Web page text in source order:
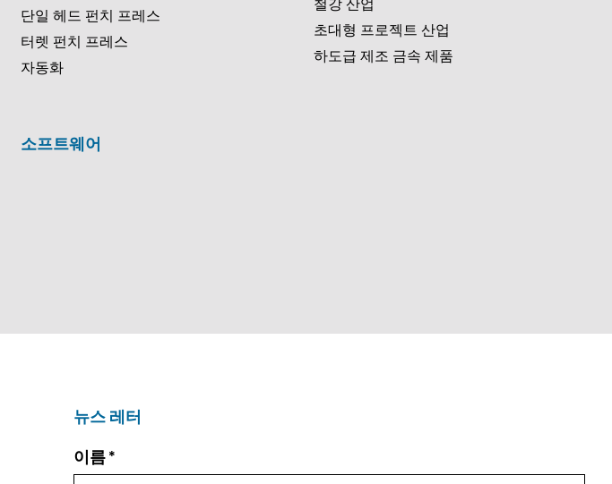
단일 헤드 펀치 프레스
터렛 펀치 프레스
자동화
소프트웨어
철강 산업
초대형 프로젝트 산업
하도급 제조 금속 제품
뉴스 레터
이름